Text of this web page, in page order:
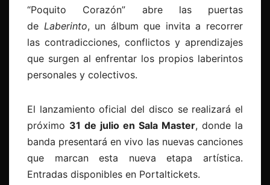
“Poquito Corazón” abre las puertas
de Laberinto, un álbum que invita a recorrer
las contradicciones, conflictos y aprendizajes
que surgen al enfrentar los propios laberintos
personales y colectivos.
El lanzamiento oficial del disco se realizará el
próximo 31 de julio en Sala Master, donde la
banda presentará en vivo las nuevas canciones
que marcan esta nueva etapa artística.
Entradas disponibles en Portaltickets.